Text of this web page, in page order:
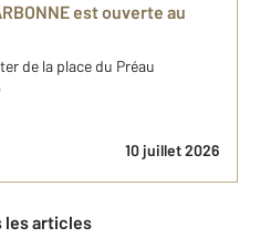
est ouverte au
de la place du Préau
10 juillet 2026
les articles